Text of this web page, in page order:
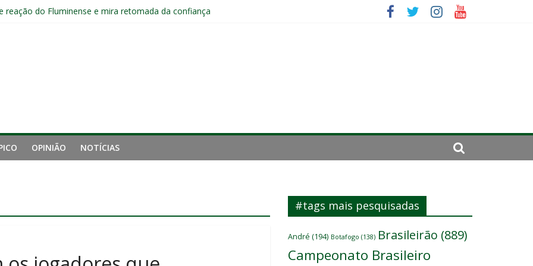
reação do Fluminense e mira retomada da confiança
Fluminense e pede virada de chave pós-eliminação: “Temos que virar a página”
Brasileirão e fica no Fluminense
OPINIÃO NOTÍCIAS
#tags mais pesquisadas
André (194) Botafogo (138) Brasileirão (889)
Campeonato Brasileiro